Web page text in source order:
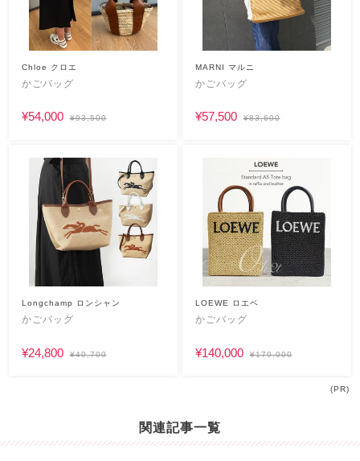
Chloe クロエ
かごバッグ
¥54,000 ¥93,500
MARNI マルニ
かごバッグ
¥57,500 ¥83,600
Longchamp ロンシャン
かごバッグ
¥24,800 ¥40,700
LOEWE ロエベ
かごバッグ
¥140,000 ¥179,000
(PR)
関連記事一覧